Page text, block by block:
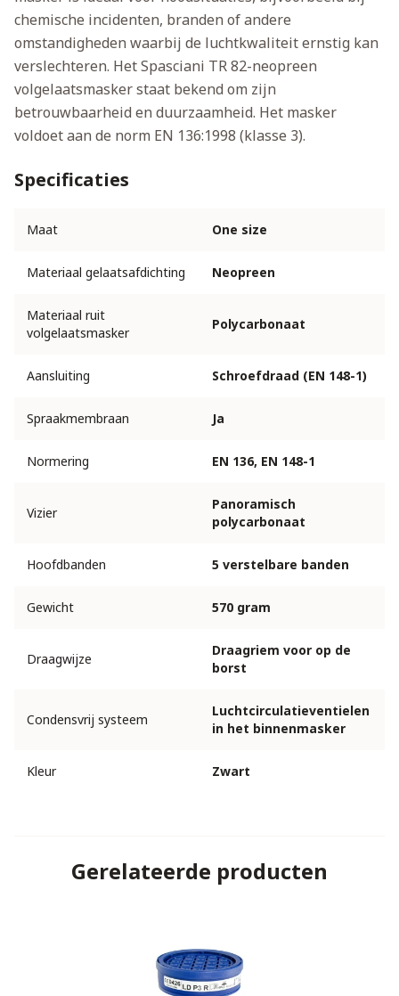
chemische incidenten, branden of andere
omstandigheden waarbij de luchtkwaliteit ernstig kan
verslechteren. Het Spasciani TR 82-neopreen
volgelaatsmasker staat bekend om zijn
betrouwbaarheid en duurzaamheid. Het masker
voldoet aan de norm EN 136:1998 (klasse 3).
Specificaties
Maat One size
Materiaal gelaatsafdichting Neopreen
Materiaal ruit
volgelaatsmasker
Polycarbonaat
Aansluiting Schroefdraad (EN 148-1)
Spraakmembraan Ja
Normering EN 136, EN 148-1
Vizier
Panoramisch
polycarbonaat
Hoofdbanden 5 verstelbare banden
Gewicht 570 gram
Draagwijze
Draagriem voor op de
borst
Condensvrij systeem
Luchtcirculatieventielen
in het binnenmasker
Kleur Zwart
Gerelateerde producten